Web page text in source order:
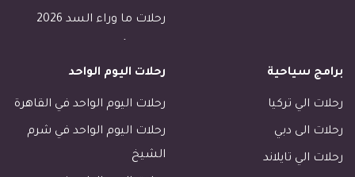
رحلات ما وراء السد 2026
رحلات طابا
رحلات دهب
فنادق القاهرة
فنادق الاقصر
برامج سياحية
رحلات الي تركيا
رحلات الى دبي
رحلات الي تايلاند
رحلات اليوم الواحد
رحلات اليوم الواحد في القاهرة
رحلات اليوم الواحد في شرم
الشيخ